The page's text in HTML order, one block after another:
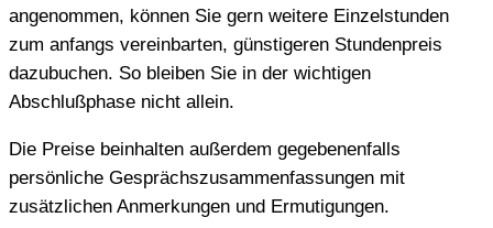
angenommen, können Sie gern weitere Einzelstunden
zum anfangs vereinbarten, günstigeren Stundenpreis
dazubuchen. So bleiben Sie in der wichtigen
Abschlußphase nicht allein.
Die Preise beinhalten außerdem gegebenenfalls
persönliche Gesprächszusammenfassungen mit
zusätzlichen Anmerkungen und Ermutigungen.